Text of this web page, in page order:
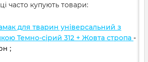
часто купують товари:
для тварин універсальний з
Темно-сірий 312 + Жовта стропа -
;